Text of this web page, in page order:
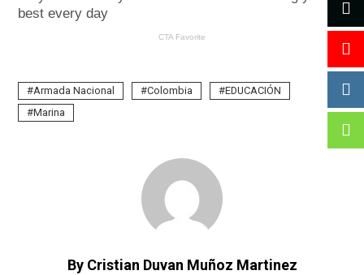
Armada Nacional Colombia
EDUCACIÓN
Marina
By Cristian Duvan Muñoz Martinez